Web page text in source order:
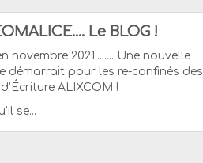
Le BLOG !
novembre 2021........ Une nouvelle
démarrait pour les re-confinés des
ALIXCOM !
se...